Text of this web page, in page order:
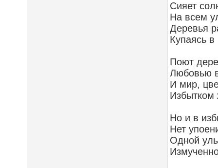
Сияет
На всем
Деревья
Купаясь
Поют
Любовью
И мир,
Избытком
Но и в
Нет
Одной